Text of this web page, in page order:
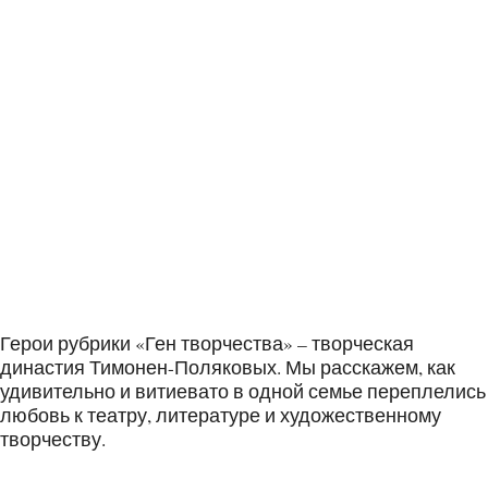
Герои рубрики «Ген творчества» – творческая
династия Тимонен-Поляковых. Мы расскажем, как
удивительно и витиевато в одной семье переплелись
любовь к театру, литературе и художественному
творчеству.